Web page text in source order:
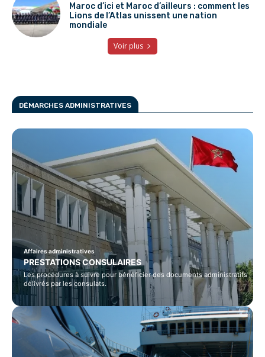
Maroc d’ici et Maroc d’ailleurs : comment les
Lions de l’Atlas unissent une nation
mondiale
Voir plus
DÉMARCHES ADMINISTRATIVES
Affaires administratives
PRESTATIONS CONSULAIRES
Les procédures à suivre pour bénéficier des documents administratifs
délivrés par les consulats.